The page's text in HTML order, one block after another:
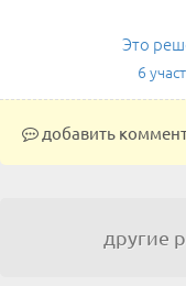
Это
6
добавить
другие